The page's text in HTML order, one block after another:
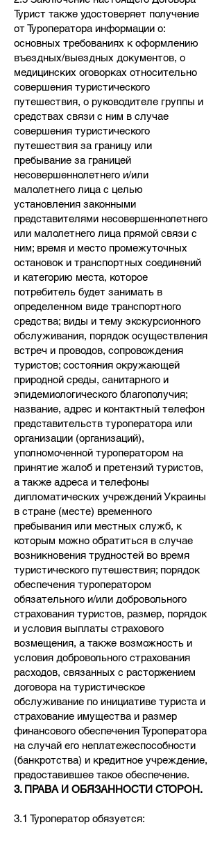
Турист также удостоверяет получение
от Туроператора информации о:
основных требованиях к оформлению
въездных/выездных документов, о
медицинских оговорках относительно
совершения туристического
путешествия, о руководителе группы и
средствах связи с ним в случае
совершения туристического
путешествия за границу или
пребывание за границей
несовершеннолетнего и/или
малолетнего лица с целью
установления законными
представителями несовершеннолетнего
или малолетнего лица прямой связи с
ним; время и место промежуточных
остановок и транспортных соединений
и категорию места, которое
потребитель будет занимать в
определенном виде транспортного
средства; виды и тему экскурсионного
обслуживания, порядок осуществления
встреч и проводов, сопровождения
туристов; состояния окружающей
природной среды, санитарного и
эпидемиологического благополучия;
название, адрес и контактный телефон
представительств туроператора или
организации (организаций),
уполномоченной туроператором на
принятие жалоб и претензий туристов,
а также адреса и телефоны
дипломатических учреждений Украины
в стране (месте) временного
пребывания или местных служб, к
которым можно обратиться в случае
возникновения трудностей во время
туристического путешествия; порядок
обеспечения туроператором
обязательного и/или добровольного
страхования туристов, размер, порядок
и условия выплаты страхового
возмещения, а также возможность и
условия добровольного страхования
расходов, связанных с расторжением
договора на туристическое
обслуживание по инициативе туриста и
страхование имущества и размер
финансового обеспечения Туроператора
на случай его неплатежеспособности
(банкротства) и кредитное учреждение,
предоставившее такое обеспечение.
3. ПРАВА И ОБЯЗАННОСТИ СТОРОН.
3.1 Туроператор обязуется: